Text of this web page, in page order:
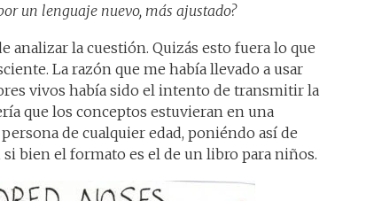
un lenguaje nuevo, más ajustado?
analizar la cuestión. Quizás esto fuera lo que
La razón que me había llevado a usar
vivos había sido el intento de transmitir la
que los conceptos estuvieran en una
de cualquier edad, poniéndo así de
bien el formato es el de un libro para niños.